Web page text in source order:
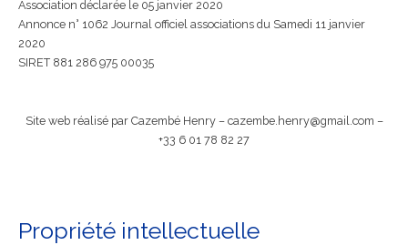
Association déclarée le 05 janvier 2020
Annonce n° 1062 Journal officiel associations du Samedi 11 janvier
2020
SIRET 881 286 975 00035
Site web réalisé par Cazembé Henry – cazembe.henry@gmail.com –
+33 6 01 78 82 27
Propriété intellectuelle